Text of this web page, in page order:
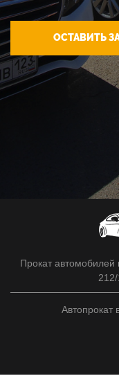
ОСТАВИТЬ
Прокат автомобилей
Автопрокат